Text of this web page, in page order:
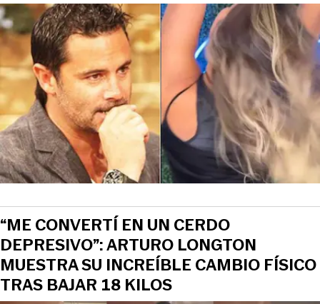
“ME CONVERTÍ EN UN CERDO
DEPRESIVO”: ARTURO LONGTON
MUESTRA SU INCREÍBLE CAMBIO FÍSICO
TRAS BAJAR 18 KILOS